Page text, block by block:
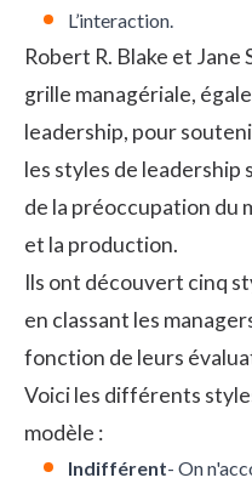
L’interaction.
Robert R. Blake et
grille managériale,
leadership, pour
les styles de
de la préoccupation du
et la production.
Ils ont découvert cinq
en classant les
fonction de leurs
Voici les différents
modèle :
Indifférent- On